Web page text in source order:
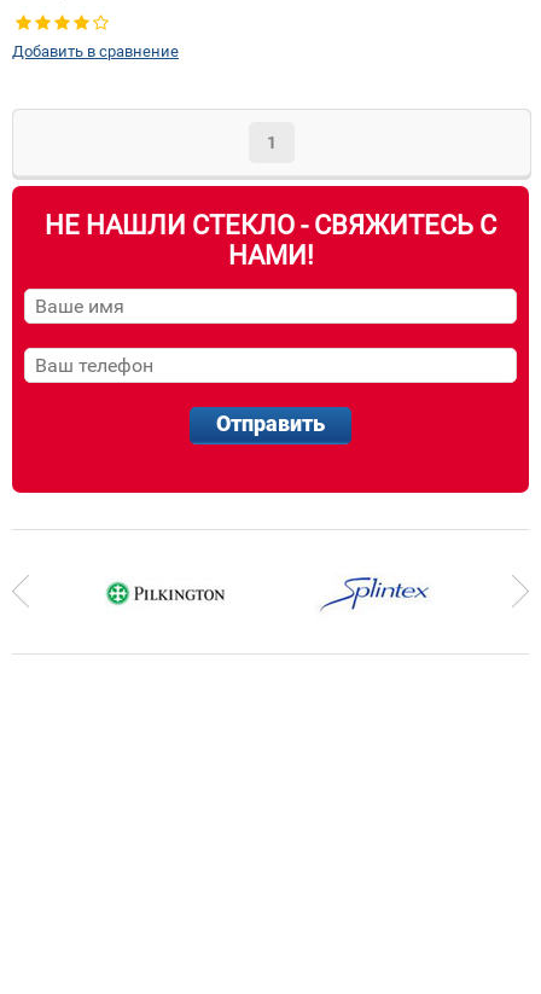
Тип стекла: Боковое стекло
правое
Добавить в сравнение
1
НЕ НАШЛИ СТЕКЛО - СВЯЖИТЕСЬ С
НАМИ!
Отправить